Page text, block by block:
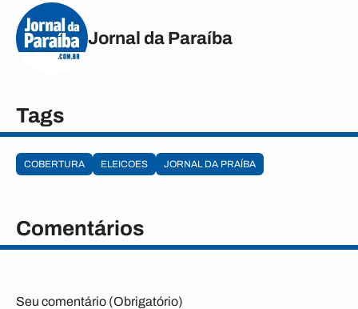
Jornal da Paraíba
Tags
COBERTURA ELEICOES JORNAL DA PRAÍBA
Comentários
Seu comentário (Obrigatório)